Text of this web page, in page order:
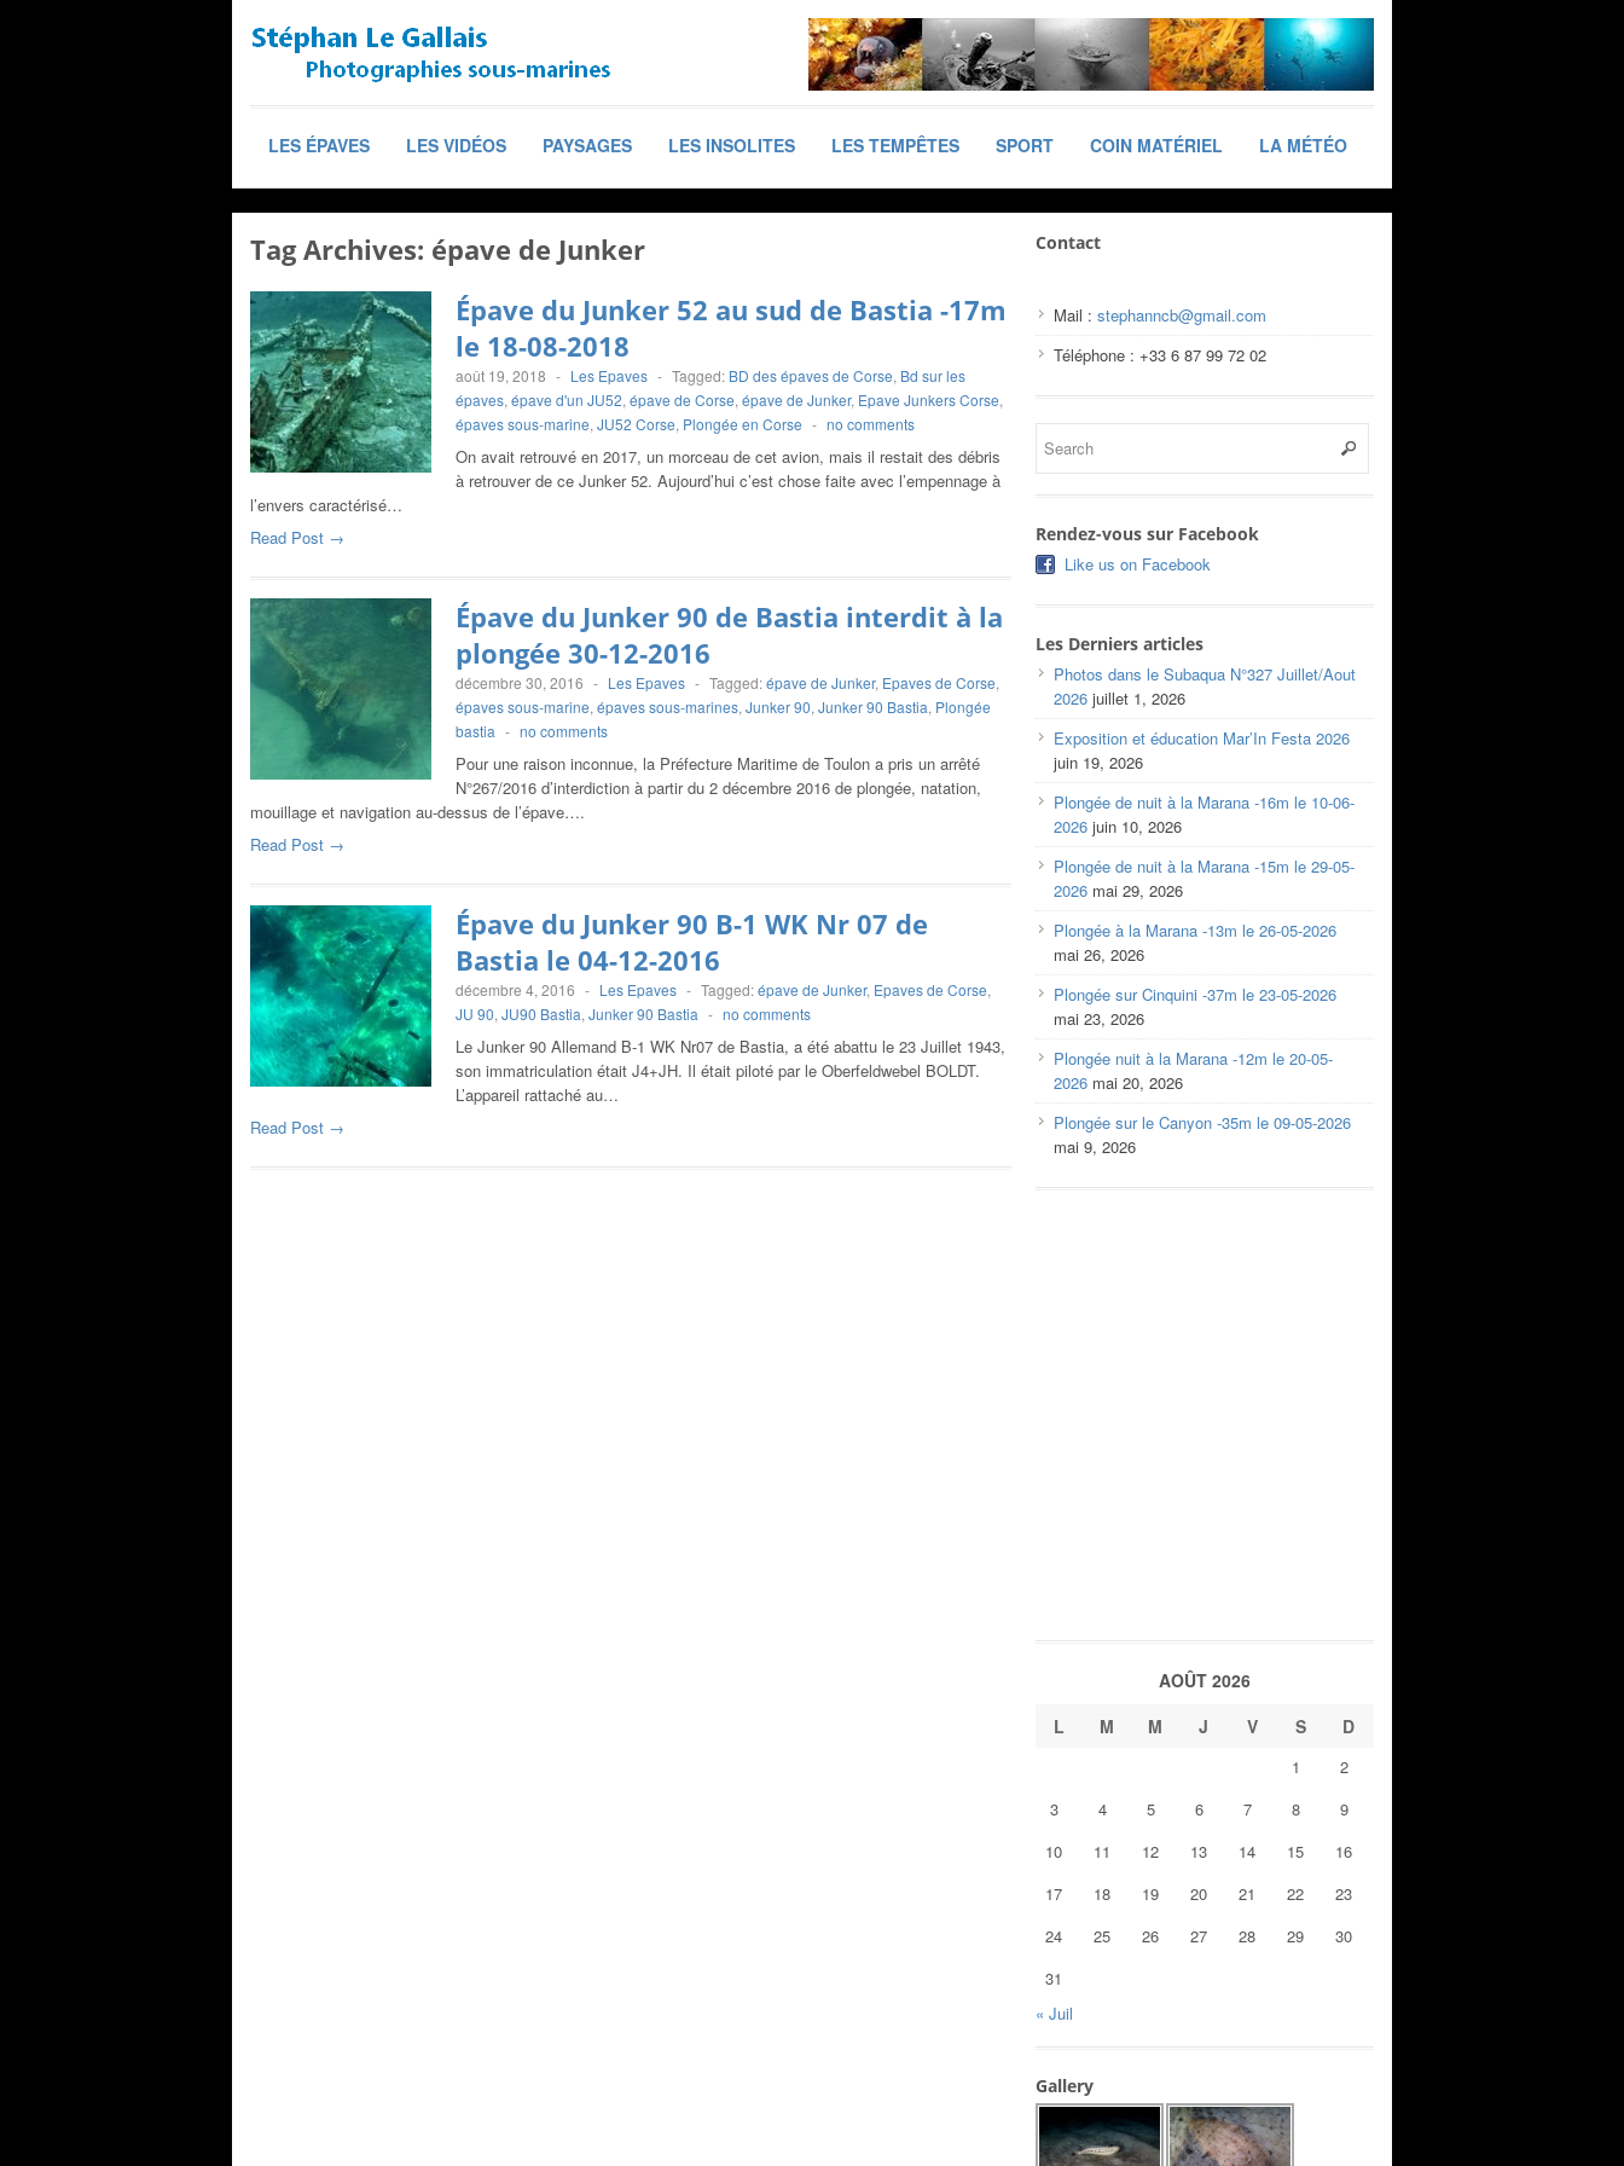
LES ÉPAVES LES VIDÉOS PAYSAGES LES INSOLITES LES TEMPÊTES SPORT COIN MATÉRIEL LA MÉTÉO
Tag Archives: épave de Junker
Épave du Junker 52 au sud de Bastia -17m
le 18-08-2018
août 19, 2018 - Les Epaves - Tagged: BD des épaves de Corse, Bd sur les
épaves, épave d'un JU52, épave de Corse, épave de Junker, Epave Junkers Corse,
épaves sous-marine, JU52 Corse, Plongée en Corse - no comments
On avait retrouvé en 2017, un morceau de cet avion, mais il restait des débris
à retrouver de ce Junker 52. Aujourd’hui c’est chose faite avec l’empennage à
l’envers caractérisé…
Read Post →
Épave du Junker 90 de Bastia interdit à la
plongée 30-12-2016
décembre 30, 2016 - Les Epaves - Tagged:épave de Junker, Epaves de Corse,
épaves sous-marine, épaves sous-marines, Junker 90, Junker 90 Bastia, Plongée
bastia - no comments
Pour une raison inconnue, la Préfecture Maritime de Toulon a pris un arrêté
N°267/2016 d’interdiction à partir du 2 décembre 2016 de plongée, natation,
mouillage et navigation au-dessus de l’épave….
Read Post →
Épave du Junker 90 B-1 WK Nr 07 de
Bastia le 04-12-2016
décembre 4, 2016 - Les Epaves - Tagged:épave de Junker, Epaves de Corse,
JU 90, JU90 Bastia, Junker 90 Bastia - no comments
Le Junker 90 Allemand B-1 WK Nr07 de Bastia, a été abattu le 23 Juillet 1943,
son immatriculation était J4+JH. Il était piloté par le Oberfeldwebel BOLDT.
L’appareil rattaché au…
Read Post →
Contact
Mail : stephanncb@gmail.com
Téléphone : +33 6 87 99 72 02
Rendez-vous sur Facebook
Like us on Facebook
Les Derniers articles
Photos dans le Subaqua N°327 Juillet/Aout
2026 juillet 1, 2026
Exposition et éducation Mar’In Festa 2026
juin 19, 2026
Plongée de nuit à la Marana -16m le 10-06-
2026 juin 10, 2026
Plongée de nuit à la Marana -15m le 29-05-
2026 mai 29, 2026
Plongée à la Marana -13m le 26-05-2026
mai 26, 2026
Plongée sur Cinquini -37m le 23-05-2026
mai 23, 2026
Plongée nuit à la Marana -12m le 20-05-
2026 mai 20, 2026
Plongée sur le Canyon -35m le 09-05-2026
mai 9, 2026
AOÛT 2026
L
M M J V S D
1
2
3
4 5 6 7 8
9
10
11 12 13 14 15
16
17
18 19 20 21 22
23
24
25 26 27 28 29
30
31
« Juil
Gallery